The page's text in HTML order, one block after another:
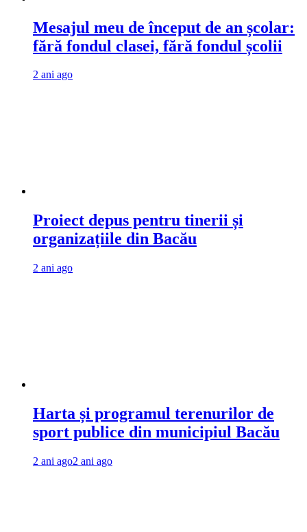
Mesajul meu de început de an școlar:
fără fondul clasei, fără fondul școlii
2 ani ago
Proiect depus pentru tinerii și
organizațiile din Bacău
2 ani ago
Harta și programul terenurilor de
sport publice din municipiul Bacău
2 ani ago2 ani ago